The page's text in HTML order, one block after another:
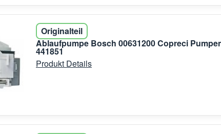
Originalteil
Ablaufpumpe Bosch 00631200 Copreci
441851
Produkt Details